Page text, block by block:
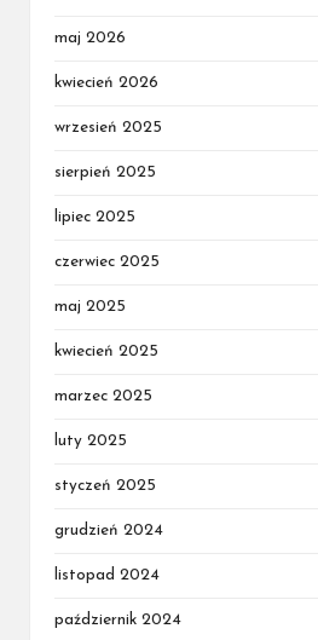
maj 2026
kwiecień 2026
wrzesień 2025
sierpień 2025
lipiec 2025
czerwiec 2025
maj 2025
kwiecień 2025
marzec 2025
luty 2025
styczeń 2025
grudzień 2024
listopad 2024
październik 2024